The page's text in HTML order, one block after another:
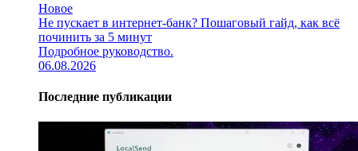
Новое
Не пускает в интернет-банк? Пошаговый гайд, как всё
починить за 5 минут
Подробное руководство.
06.08.2026
Последние публикации